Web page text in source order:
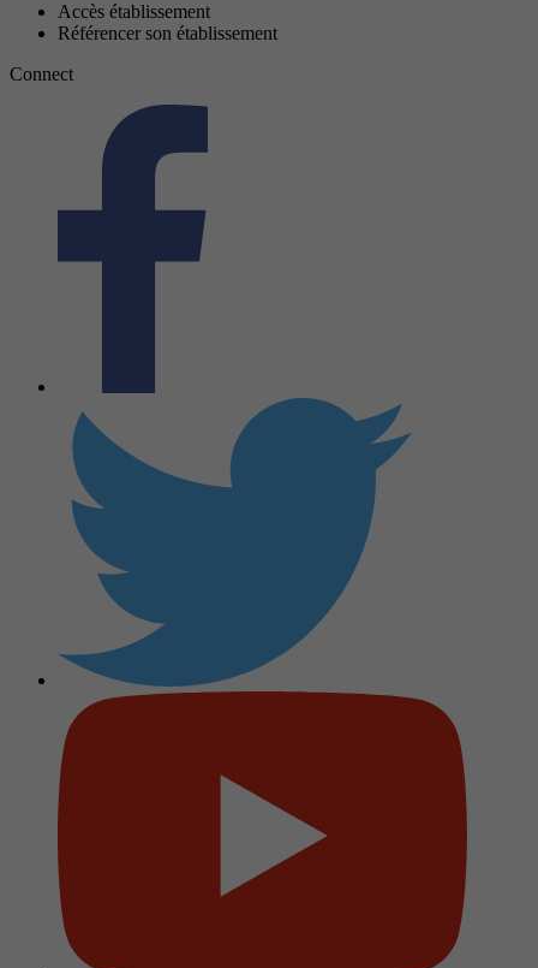
Accès établissement
Référencer son établissement
Connect